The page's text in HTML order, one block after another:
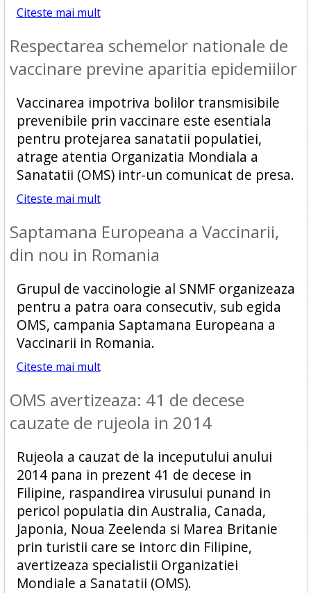
Citeste mai mult
Respectarea schemelor nationale de
vaccinare previne aparitia epidemiilor
Vaccinarea impotriva bolilor transmisibile
prevenibile prin vaccinare este esentiala
pentru protejarea sanatatii populatiei,
atrage atentia Organizatia Mondiala a
Sanatatii (OMS) intr-un comunicat de presa.
Citeste mai mult
Saptamana Europeana a Vaccinarii,
din nou in Romania
Grupul de vaccinologie al SNMF organizeaza
pentru a patra oara consecutiv, sub egida
OMS, campania Saptamana Europeana a
Vaccinarii in Romania.
Citeste mai mult
OMS avertizeaza: 41 de decese
cauzate de rujeola in 2014
Rujeola a cauzat de la inceputului anului
2014 pana in prezent 41 de decese in
Filipine, raspandirea virusului punand in
pericol populatia din Australia, Canada,
Japonia, Noua Zeelenda si Marea Britanie
prin turistii care se intorc din Filipine,
avertizeaza specialistii Organizatiei
Mondiale a Sanatatii (OMS).